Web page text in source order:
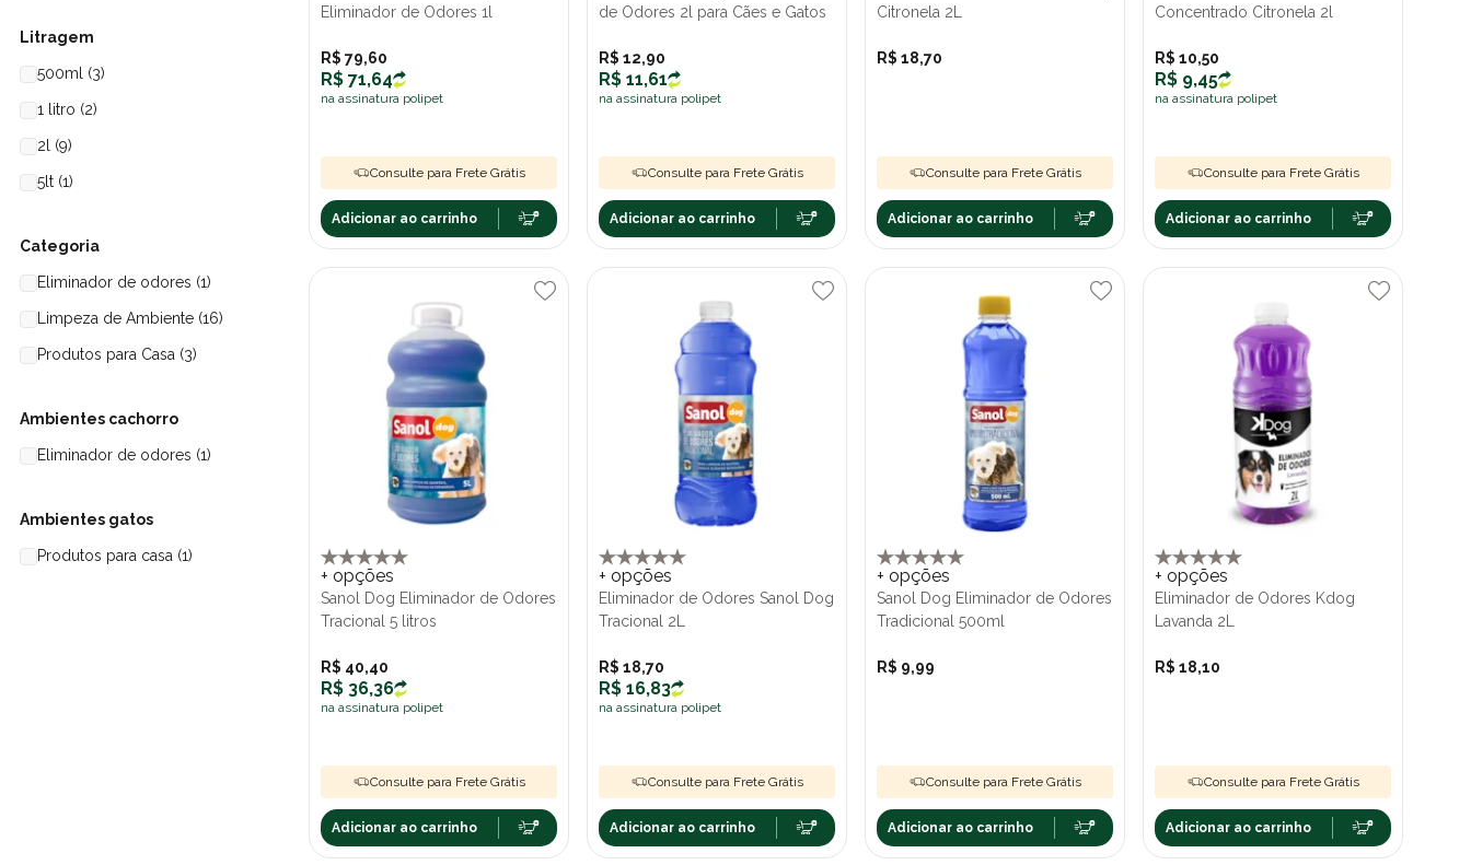
Litragem
500ml (3)
1 litro (2)
2l (9)
5lt (1)
Categoria
Eliminador de odores (1)
Limpeza de Ambiente (16)
Produtos para Casa (3)
Ambientes cachorro
Eliminador de odores (1)
Ambientes gatos
Produtos para casa (1)
Eliminador de Odores 1l
R$ 79,60
R$ 71,64
na assinatura polipet
Consulte para Frete Grátis
Adicionar ao carrinho
de Odores 2l para Cães e Gatos
R$ 12,90
R$ 11,61
na assinatura polipet
Consulte para Frete Grátis
Adicionar ao carrinho
Citronela 2L
R$ 18,70
Consulte para Frete Grátis
Adicionar ao carrinho
Concentrado Citronela 2l
R$ 10,50
R$ 9,45
na assinatura polipet
Consulte para Frete Grátis
Adicionar ao carrinho
+ opções
Sanol Dog Eliminador de Odores
Tracional 5 litros
R$ 40,40
R$ 36,36
na assinatura polipet
Consulte para Frete Grátis
Adicionar ao carrinho
+ opções
Eliminador de Odores Sanol Dog
Tracional 2L
R$ 18,70
R$ 16,83
na assinatura polipet
Consulte para Frete Grátis
Adicionar ao carrinho
+ opções
Sanol Dog Eliminador de Odores
Tradicional 500ml
R$ 9,99
Consulte para Frete Grátis
Adicionar ao carrinho
+ opções
Eliminador de Odores Kdog
Lavanda 2L
R$ 18,10
Consulte para Frete Grátis
Adicionar ao carrinho